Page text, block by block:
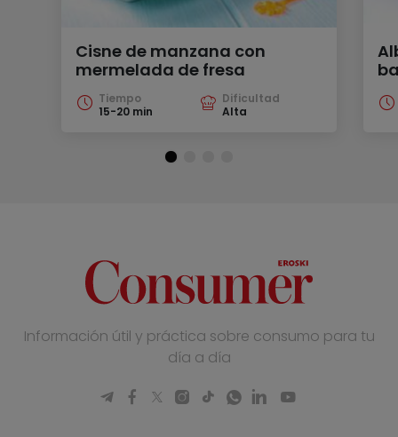
Cisne de manzana con
mermelada de fresa
Tiempo
15-20 min
Dificultad
Alta
Información útil y práctica sobre consumo para tu
día a día